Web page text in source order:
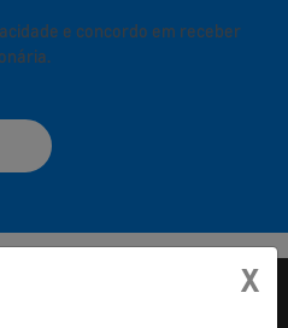
e concordo em receber
X